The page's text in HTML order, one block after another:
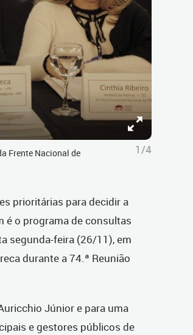
Frente Nacional de
1/4
prioritárias para decidir a
o programa de consultas
segunda-feira (26/11), em
durante a 74.ª Reunião
Júnior e para uma
e gestores públicos de